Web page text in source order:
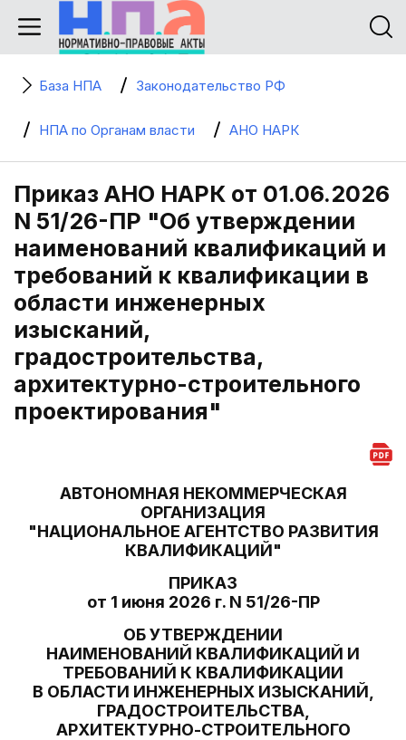
База НПА Законодательство РФ
НПА по Органам власти АНО НАРК
Приказ АНО НАРК от 01.06.2026
N 51/26-ПР "Об утверждении
наименований квалификаций и
требований к квалификации в
области инженерных
изысканий,
градостроительства,
архитектурно-строительного
проектирования"
АВТОНОМНАЯ НЕКОММЕРЧЕСКАЯ
ОРГАНИЗАЦИЯ
"НАЦИОНАЛЬНОЕ АГЕНТСТВО РАЗВИТИЯ
КВАЛИФИКАЦИЙ"
ПРИКАЗ
от 1 июня 2026 г. N 51/26-ПР
ОБ УТВЕРЖДЕНИИ
НАИМЕНОВАНИЙ КВАЛИФИКАЦИЙ И
ТРЕБОВАНИЙ К КВАЛИФИКАЦИИ
В ОБЛАСТИ ИНЖЕНЕРНЫХ ИЗЫСКАНИЙ,
ГРАДОСТРОИТЕЛЬСТВА,
АРХИТЕКТУРНО-СТРОИТЕЛЬНОГО